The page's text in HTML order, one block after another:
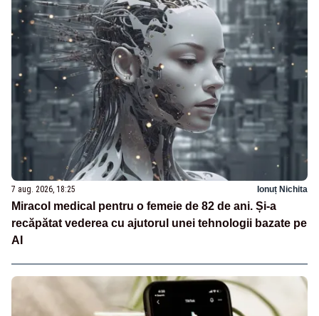
7 aug. 2026, 18:25 Ionuț Nichita
Miracol medical pentru o femeie de 82 de ani. Și-a
recăpătat vederea cu ajutorul unei tehnologii bazate pe
AI